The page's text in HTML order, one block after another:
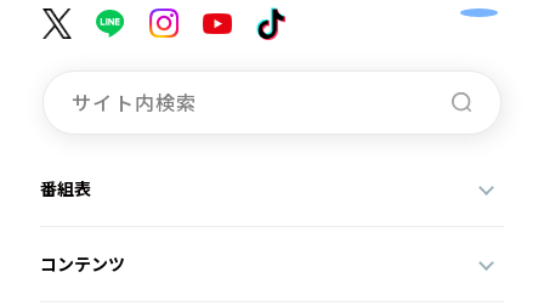
番組表
コンテンツ